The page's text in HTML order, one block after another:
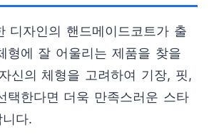
디자인의 핸드메이드코트가 출
형에 잘 어울리는 제품을 찾을
신의 체형을 고려하여 기장, 핏,
택한다면 더욱 만족스러운 스타
다.